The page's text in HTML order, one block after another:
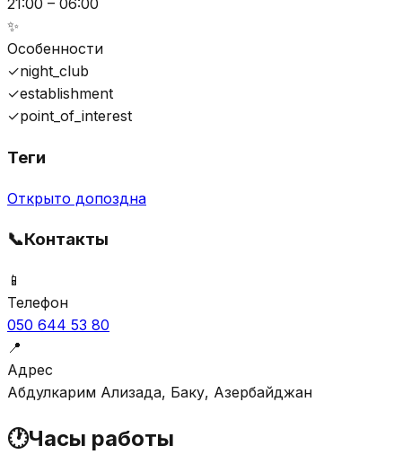
21:00 – 06:00
✨
Особенности
✓night_club
✓establishment
✓point_of_interest
Теги
Открыто допоздна
📞Контакты
📱
Телефон
050 644 53 80
📍
Адрес
Абдулкарим Ализада, Баку, Азербайджан
🕐Часы работы